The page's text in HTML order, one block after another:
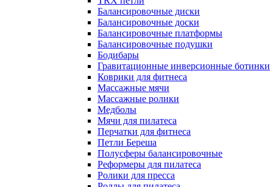
Балансировочные диски
Балансировочные доски
Балансировочные платформы
Балансировочные подушки
Бодибары
Гравитационные инверсионные ботинки
Коврики для фитнеса
Массажные мячи
Массажные ролики
Медболы
Мячи для пилатеса
Перчатки для фитнеса
Петли Береша
Полусферы балансировочные
Реформеры для пилатеса
Ролики для пресса